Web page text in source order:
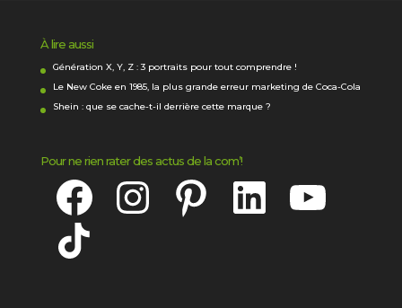
À lire aussi
Génération X, Y, Z : 3 portraits pour tout comprendre !
Le New Coke en 1985, la plus grande erreur marketing de Coca-Cola
Shein : que se cache-t-il derrière cette marque ?
Pour ne rien rater des actus de la com’!
Facebook Instagram Pinterest LinkedIn
TikTok